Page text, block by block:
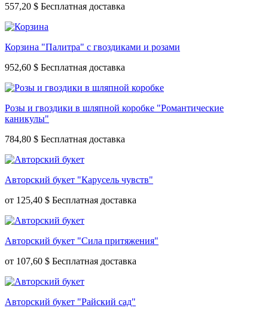
557,20 $
Корзина "Палитра" с гвоздиками и розами
952,60 $
Розы и гвоздики в шляпной коробке "Романтические
каникулы"
784,80 $
Авторский букет "Карусель чувств"
от 125,40 $
Авторский букет "Сила притяжения"
от 107,60 $
Авторский букет "Райский сад"